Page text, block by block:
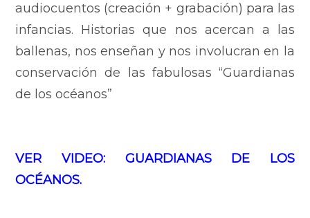
audiocuentos (creación + grabación) para las
infancias. Historias que nos acercan a las
ballenas, nos enseñan y nos involucran en la
conservación de las fabulosas “Guardianas
de los océanos”
VER VIDEO: GUARDIANAS DE LOS
OCÉANOS.